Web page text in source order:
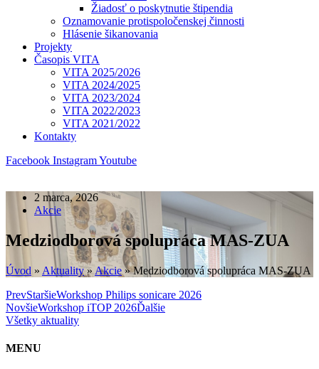
Žiadosť o poskytnutie štipendia
Oznamovanie protispoločenskej činnosti
Hlásenie šikanovania
Projekty
Časopis VITA
VITA 2025/2026
VITA 2024/2025
VITA 2023/2024
VITA 2022/2023
VITA 2021/2022
Kontakty
Facebook InstagramYoutube
2 marca, 2026
Akcie
Medziodborová spolupráca MAS-ZUA
Úvod » Aktuality» Akcie »Medziodborová spolupráca MAS-ZUA
PrevStaršieWorkshop Philips sonicare 2026
NovšieWorkshop iTOP 2026Ďalšie
Všetky aktuality
MENU